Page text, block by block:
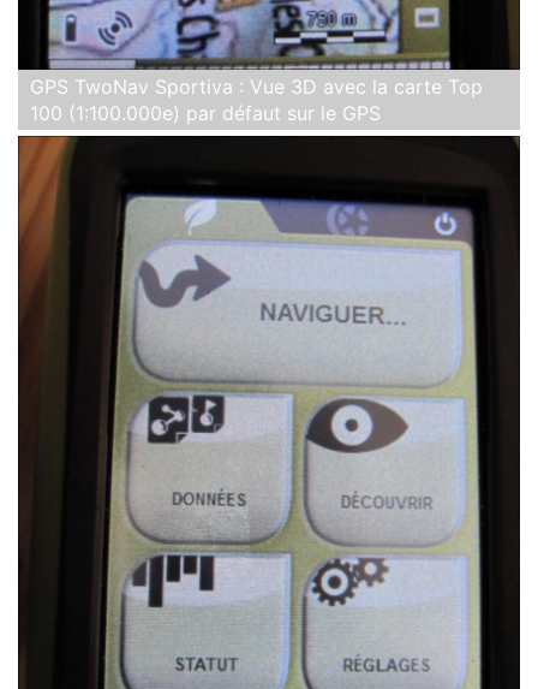
GPS TwoNav Sportiva : Vue 3D avec la carte Top
100 (1:100.000e) par défaut sur le GPS